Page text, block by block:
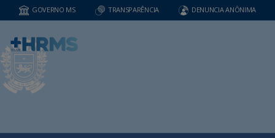
GOVERNO MS TRANSPARÊNCIA DENUNCIA ANÔNIMA